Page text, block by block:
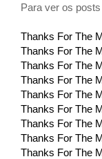
Para ver os
Thanks For The
Thanks For The
Thanks For The
Thanks For The
Thanks For The
Thanks For The
Thanks For The
Thanks For The
Thanks For The